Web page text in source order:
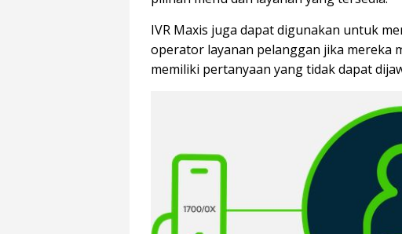
IVR Maxis juga dapat digunakan untuk
operator layanan pelanggan jika mereka
memiliki pertanyaan yang tidak dapat